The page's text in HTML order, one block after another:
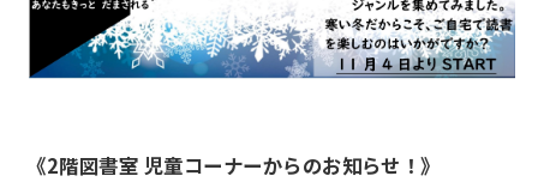
《2階図書室 児童コーナーからのお知らせ！》